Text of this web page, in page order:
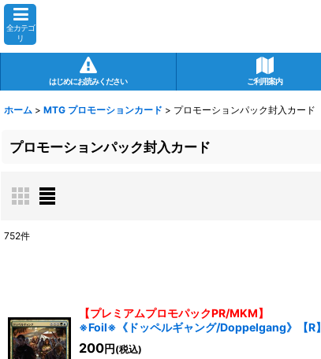
全カテゴ
リ
はじめにお読みください ご利用案内
ホーム > MTG プロモーションカード > プロモーションパック封入カード
プロモーションパック封入カード
並び順:
752件
【プレミアムプロモパックPR/MKM】
※Foil※《ドッペルギャング/Doppelgang》【R】
200円 (税込)